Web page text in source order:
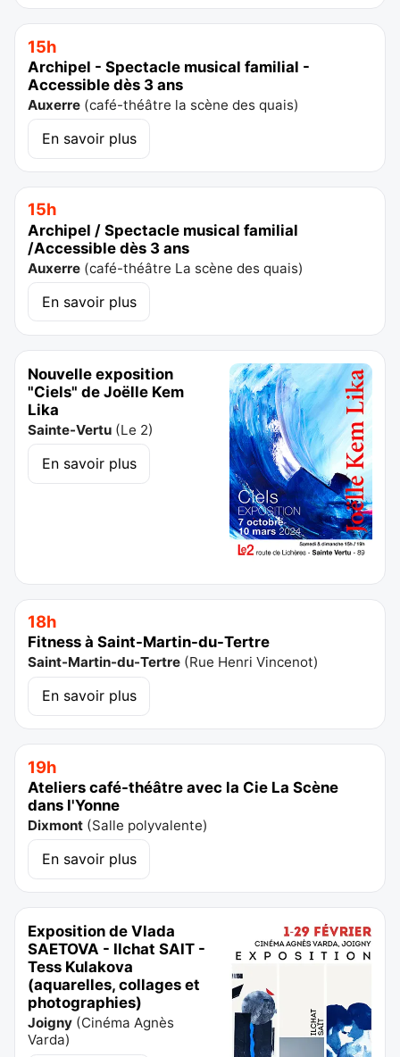
15h
Archipel - Spectacle musical familial -
Accessible dès 3 ans
Auxerre (café-théâtre la scène des quais)
En savoir plus
15h
Archipel / Spectacle musical familial
/Accessible dès 3 ans
Auxerre (café-théâtre La scène des quais)
En savoir plus
Nouvelle exposition
"Ciels" de Joëlle Kem
Lika
Sainte-Vertu (Le 2)
En savoir plus
18h
Fitness à Saint-Martin-du-Tertre
Saint-Martin-du-Tertre (Rue Henri Vincenot)
En savoir plus
19h
Ateliers café-théâtre avec la Cie La Scène
dans l'Yonne
Dixmont (Salle polyvalente)
En savoir plus
Exposition de Vlada
SAETOVA - Ilchat SAIT -
Tess Kulakova
(aquarelles, collages et
photographies)
Joigny (Cinéma Agnès
Varda)